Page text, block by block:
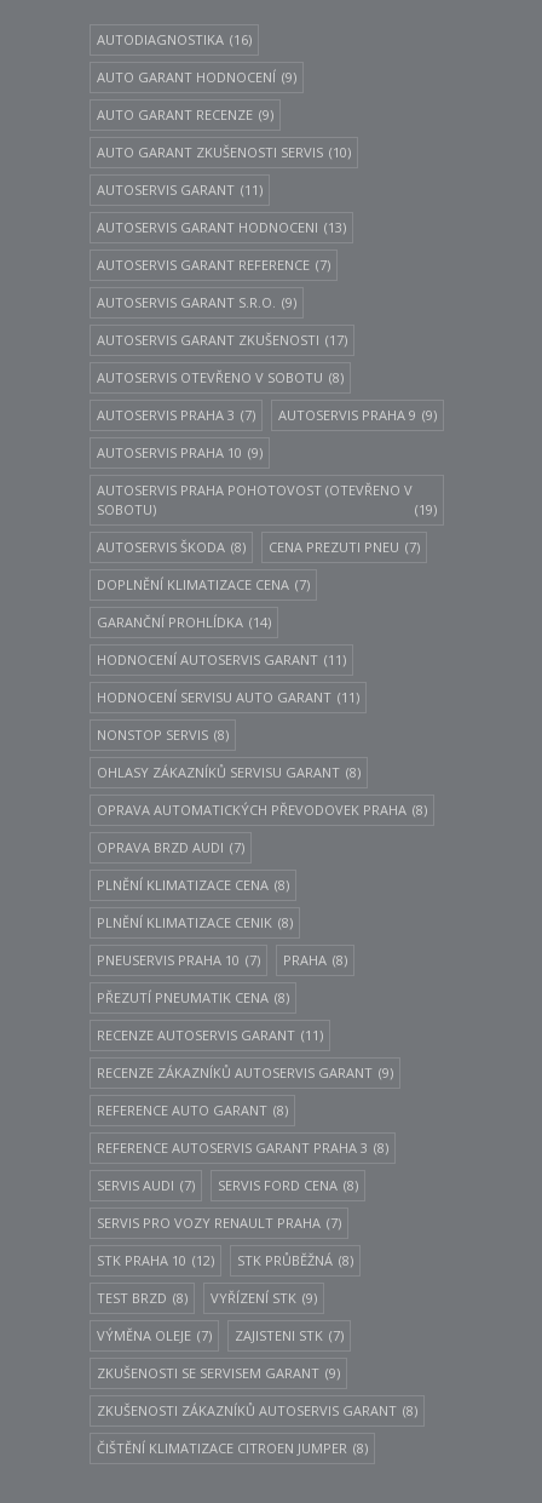
AUTODIAGNOSTIKA (16)
AUTO GARANT HODNOCENÍ (9)
AUTO GARANT RECENZE (9)
AUTO GARANT ZKUŠENOSTI SERVIS (10)
AUTOSERVIS GARANT (11)
AUTOSERVIS GARANT HODNOCENI (13)
AUTOSERVIS GARANT REFERENCE (7)
AUTOSERVIS GARANT S.R.O. (9)
AUTOSERVIS GARANT ZKUŠENOSTI (17)
AUTOSERVIS OTEVŘENO V SOBOTU (8)
AUTOSERVIS PRAHA 3 (7) AUTOSERVIS PRAHA 9 (9)
AUTOSERVIS PRAHA 10 (9)
AUTOSERVIS PRAHA POHOTOVOST (OTEVŘENO V
SOBOTU)
(19)
AUTOSERVIS ŠKODA (8) CENA PREZUTI PNEU (7)
DOPLNĚNÍ KLIMATIZACE CENA (7)
GARANČNÍ PROHLÍDKA (14)
HODNOCENÍ AUTOSERVIS GARANT (11)
HODNOCENÍ SERVISU AUTO GARANT (11)
NONSTOP SERVIS (8)
OHLASY ZÁKAZNÍKŮ SERVISU GARANT (8)
OPRAVA AUTOMATICKÝCH PŘEVODOVEK PRAHA (8)
OPRAVA BRZD AUDI (7)
PLNĚNÍ KLIMATIZACE CENA (8)
PLNĚNÍ KLIMATIZACE CENIK (8)
PNEUSERVIS PRAHA 10 (7) PRAHA (8)
PŘEZUTÍ PNEUMATIK CENA (8)
RECENZE AUTOSERVIS GARANT (11)
RECENZE ZÁKAZNÍKŮ AUTOSERVIS GARANT (9)
REFERENCE AUTO GARANT (8)
REFERENCE AUTOSERVIS GARANT PRAHA 3 (8)
SERVIS AUDI (7) SERVIS FORD CENA (8)
SERVIS PRO VOZY RENAULT PRAHA (7)
STK PRAHA 10 (12) STK PRŮBĚŽNÁ (8)
TEST BRZD (8) VYŘÍZENÍ STK (9)
VÝMĚNA OLEJE (7) ZAJISTENI STK (7)
ZKUŠENOSTI SE SERVISEM GARANT (9)
ZKUŠENOSTI ZÁKAZNÍKŮ AUTOSERVIS GARANT (8)
ČIŠTĚNÍ KLIMATIZACE CITROEN JUMPER (8)